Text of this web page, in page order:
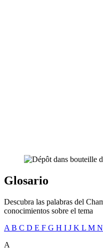
Glosario
Descubra las palabras del
conocimientos sobre el tema
A B C D E F G H I J K L M N
A